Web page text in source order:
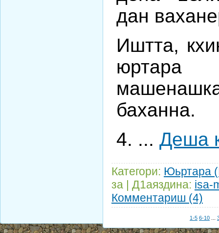
дан
Иштта,
баханна.
4. ... Деша
Категори: Юьртара
за | Д1аяздина: isa-
Комментариш (4)
1-5 6-10